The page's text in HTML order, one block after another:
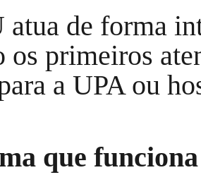
de forma
os primeiros
a UPA ou
que